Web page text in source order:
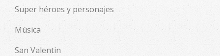
Super héroes y personajes
Música
San Valentin